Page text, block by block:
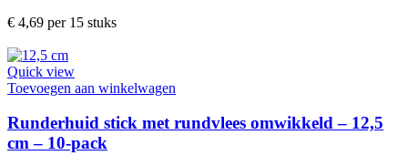
€ 4,69 per 15 stuks
Quick view
Toevoegen aan winkelwagen
Runderhuid stick met rundvlees omwikkeld – 12,5
cm – 10-pack